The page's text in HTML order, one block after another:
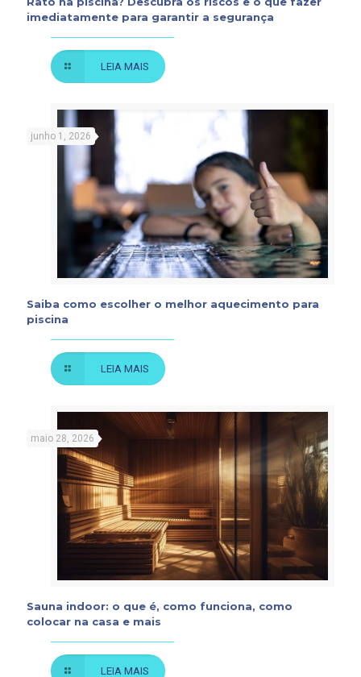
imediatamente para garantir a segurança
LEIA MAIS
junho 1, 2026
Saiba como escolher o melhor aquecimento para
piscina
LEIA MAIS
maio 28, 2026
Sauna indoor: o que é, como funciona, como
colocar na casa e mais
LEIA MAIS